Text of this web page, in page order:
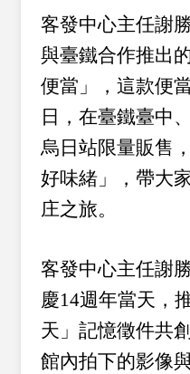
客發中心主任謝
與臺鐵合作推出
便當」，這款便
日，在臺鐵臺中
烏日站限量販售
好味緒」，帶大
庄之旅。
客發中心主任謝
慶14週年當天，
天」記憶徵件共
館內拍下的影像